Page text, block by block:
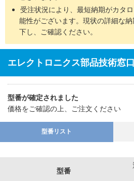
受注状況により、最短納期がカタ
能性がございます。現状の詳細な
下し、ご確認ください。
エレクトロニクス部品技術窓口
型番が確定されました
価格をご確認の上、ご注文ください
型番リスト
型番